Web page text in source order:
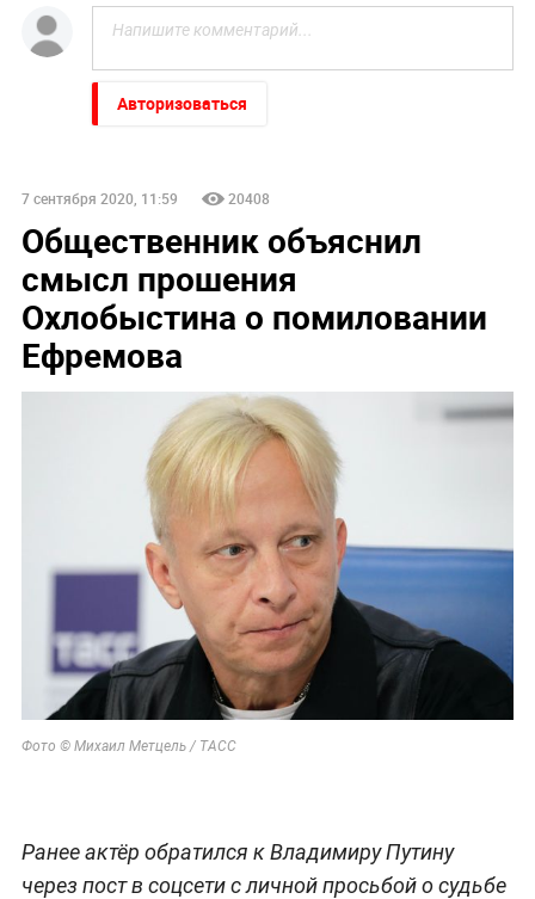
Авторизоваться
7 сентября 2020, 11:59 20408
Общественник объяснил
смысл прошения
Охлобыстина о помиловании
Ефремова
Фото © Михаил Метцель / ТАСС
Ранее актёр обратился к Владимиру Путину
через пост в соцсети с личной просьбой о судьбе